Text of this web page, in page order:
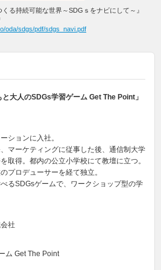
る持続可能な世界～SDGｓをナビにして～』
oda/sdgs/pdf/sdgs_navi.pdf
と大人のSDGs学習ゲーム Get The Point」
ションに入社。
マーケティングに従事した後、通信制大学
取得。都内の公立小学校にて教壇に立つ。
プロデューサーを経て独立。
るSDGsゲームで、ワークショップ型の学
社
ム Get The Point